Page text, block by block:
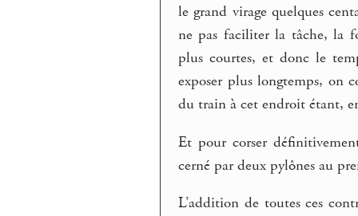
le grand virage quelques
ne pas faciliter la tâche, la
plus courtes, et donc le
exposer plus longtemps, on
du train à cet endroit étant,
Et pour corser
cerné par deux pylônes au
L’addition de toutes ces